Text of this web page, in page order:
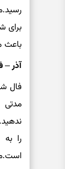
برای
باعث
آذر
فال
را